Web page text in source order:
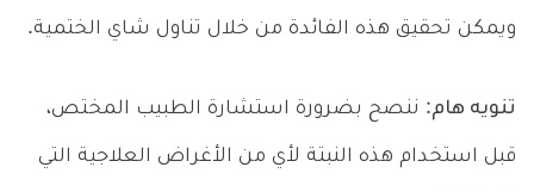
ويمكن تحقيق هذه الفائدة من خلال تناول شاي الختمية.
تنويه هام: ننصح بضرورة استشارة الطبيب المختص،
قبل استخدام هذه النبتة لأي من الأغراض العلاجية التي